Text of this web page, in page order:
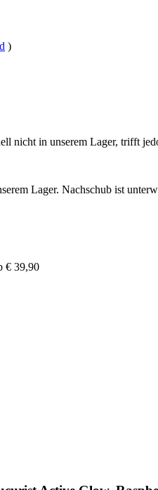
)
nicht in unserem Lager, trifft
Lager. Nachschub ist
€ 39,90